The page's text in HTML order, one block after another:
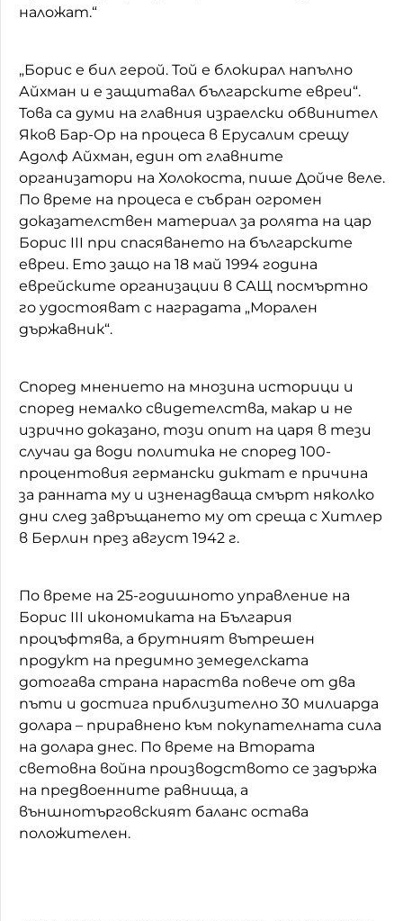
наложат.“
„Борис е бил герой. Той е блокирал напълно
Айхман и е защитавал българските евреи“.
Това са думи на главния израелски обвинител
Яков Бар-Ор на процеса в Ерусалим срещу
Адолф Айхман, един от главните
организатори на Холокоста, пише Дойче веле.
По време на процеса е събран огромен
доказателствен материал за ролята на цар
Борис III при спасяването на българските
евреи. Ето защо на 18 май 1994 година
еврейските организации в САЩ посмъртно
го удостояват с наградата „Морален
държавник“.
Според мнението на мнозина историци и
според немалко свидетелства, макар и не
изрично доказано, този опит на царя в тези
случаи да води политика не според 100-
процентовия германски диктат е причина
за ранната му и изненадваща смърт няколко
дни след завръщането му от среща с Хитлер
в Берлин през август 1942 г.
По време на 25-годишното управление на
Борис III икономиката на България
процъфтява, а брутният вътрешен
продукт на предимно земеделската
дотогава страна нараства повече от два
пъти и достига приблизително 30 милиарда
долара – приравнено към покупателната сила
на долара днес. По време на Втората
световна война производството се задържа
на предвоенните равнища, а
външнотърговският баланс остава
положителен.